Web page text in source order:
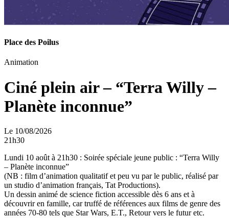
Place des Poilus
Animation
Ciné plein air – “Terra Willy –
Planète inconnue”
Le 10/08/2026
21h30
Lundi 10 août à 21h30 : Soirée spéciale jeune public : “Terra Willy
– Planète inconnue”
(NB : film d’animation qualitatif et peu vu par le public, réalisé par
un studio d’animation français, Tat Productions).
Un dessin animé de science fiction accessible dès 6 ans et à
découvrir en famille, car truffé de références aux films de genre des
années 70-80 tels que Star Wars, E.T., Retour vers le futur etc.